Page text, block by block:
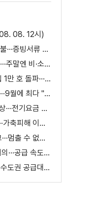
08. 12시)
"복잡한 웹툰·웹소설 환불···증빙서류 요구까지"
'입추' 무색한 극한 더위···주말엔 비·소나기
전세사기 피해주택 매입 1만 호 돌파···피해 지원 속도
식중독 환자 28% 증가···9월에 최다 "입추 방심 금물"
폭염 속 에어컨 사용 일상···전기요금 줄이려면?
농축산 현장 덮친 폭염···가축피해 이틀 새 28만 마리↑
폭염에 악취까지 이중고···멈출 수 없는 필수노동
부동산 정책점검 2차 회의···공급 속도전 본격화하나
부동산 점검 2차 회의···수도권 공급대책 논의